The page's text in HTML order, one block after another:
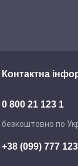
Контактна
0 800 21 123 1
безкоштовно по
+38 (099) 777